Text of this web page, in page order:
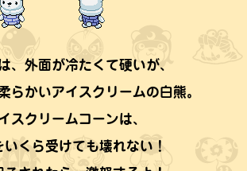
、外面が冷たくて硬いが、
らかいアイスクリームの白熊。
スクリームコーンは、
くら受けても壊れない！